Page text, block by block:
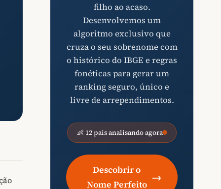
filho ao acaso.
Desenvolvemos um
algoritmo exclusivo que
cruza o seu sobrenome com
o histórico do IBGE e regras
fonéticas para gerar um
ranking seguro, único e
livre de arrependimentos.
👶 12 pais analisando agora
Descobrir o
Nome Perfeito
→